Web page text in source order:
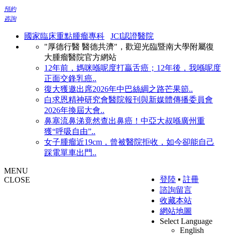
預約
咨詢
國家臨床重點腫瘤專科
JCI認證醫院
"厚德行醫 醫德共濟"，歡迎光臨暨南大學附屬復
大腫瘤醫院官方網站
12年前，媽咪喺呢度打贏舌癌；12年後，我喺呢度
正面交鋒乳癌..
復大獲邀出席2026年中巴絲綢之路芒果節..
白求恩精神研究會醫院報刊與新媒體傳播委員會
2026年換屆大會..
鼻塞流鼻涕竟然查出鼻癌！中亞大叔喺廣州重
獲“呼吸自由”..
女子腫瘤近19cm，曾被醫院拒收，如今卻能自己
踩電單車出門..
登陸 ▪ 註冊
諮詢留言
收藏本站
網站地圖
Select Language
English
MENU
CLOSE